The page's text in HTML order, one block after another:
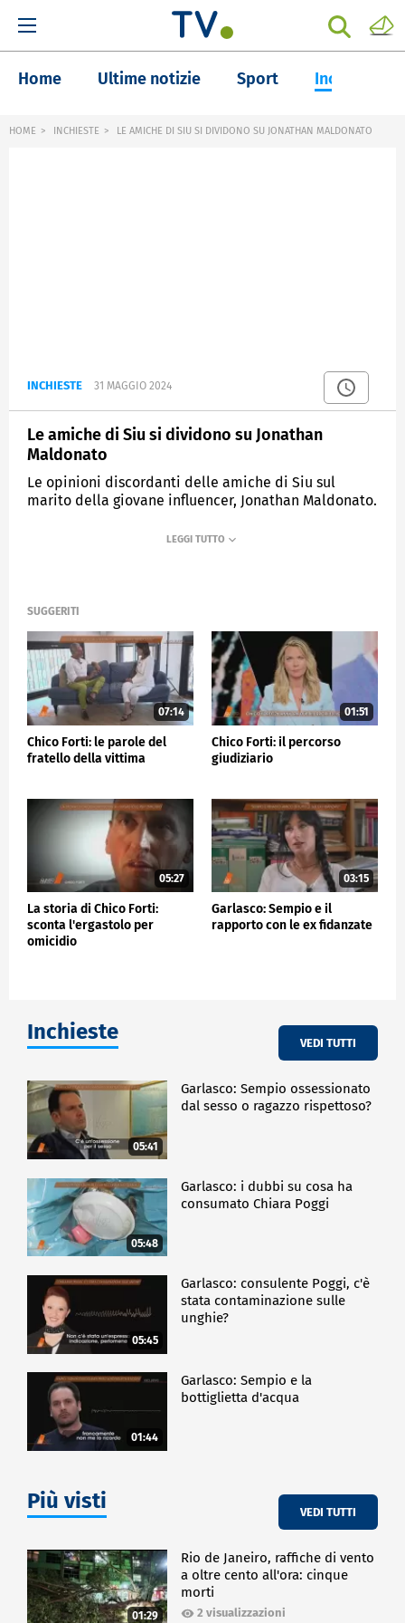
Home Ultime notizie Sport Inchieste
HOME INCHIESTE LE AMICHE DI SIU SI DIVIDONO SU JONATHAN MALDONATO
INCHIESTE 31 MAGGIO 2024
Le amiche di Siu si dividono su Jonathan
Maldonato
Le opinioni discordanti delle amiche di Siu sul
marito della giovane influencer, Jonathan Maldonato.
QUARTO GRADO
SUGGERITI
07:14
Chico Forti: le parole del
fratello della vittima
01:51
Chico Forti: il percorso
giudiziario
05:27
La storia di Chico Forti:
sconta l'ergastolo per
omicidio
03:15
Garlasco: Sempio e il
rapporto con le ex fidanzate
Inchieste VEDI TUTTI
05:41
Garlasco: Sempio ossessionato
dal sesso o ragazzo rispettoso?
05:48
Garlasco: i dubbi su cosa ha
consumato Chiara Poggi
05:45
Garlasco: consulente Poggi, c'è
stata contaminazione sulle
unghie?
01:44
Garlasco: Sempio e la
bottiglietta d'acqua
Più visti VEDI TUTTI
01:29
Rio de Janeiro, raffiche di vento
a oltre cento all'ora: cinque
morti
2 visualizzazioni